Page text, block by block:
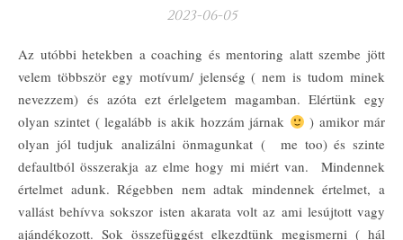
2023-06-05
Az utóbbi hetekben a coaching és mentoring alatt szembe jött
velem többször egy motívum/ jelenség ( nem is tudom minek
nevezzem) és azóta ezt érlelgetem magamban. Elértünk egy
olyan szintet ( legalább is akik hozzám járnak
) amikor már
olyan jól tudjuk analizálni önmagunkat ( me too) és szinte
defaultból összerakja az elme hogy mi miért van. Mindennek
értelmet adunk. Régebben nem adtak mindennek értelmet, a
vallást behívva sokszor isten akarata volt az ami lesújtott vagy
ajándékozott. Sok összefüggést elkezdtünk megismerni ( hál